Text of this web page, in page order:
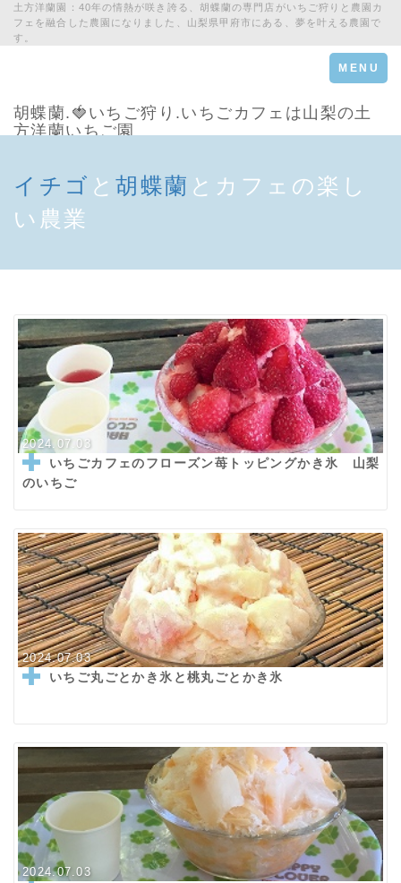
土方洋蘭園：40年の情熱が咲き誇る、胡蝶蘭の専門店がいちご狩りと農園カ
フェを融合した農園になりました、山梨県甲府市にある、夢を叶える農園で
す。
Toggle
navigation
MENU
胡蝶蘭.🍓いちご狩り.いちごカフェは山梨の土
方洋蘭いちご園
イチゴ と 胡蝶蘭 とカフェの楽し
い農業
2024.07.03
いちごカフェのフローズン苺トッピングかき氷 山梨
のいちご
2024.07.03
いちご丸ごとかき氷と桃丸ごとかき氷
2024.07.03